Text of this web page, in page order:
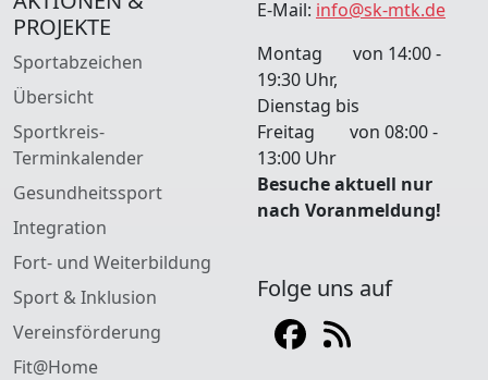
PROJEKTE
Sportabzeichen
Übersicht
Sportkreis-
Terminkalender
Gesundheitssport
Integration
Fort- und Weiterbildung
Sport & Inklusion
Vereinsförderung
Fit@Home
E-Mail: info@sk-mtk.de
Montag von 14:00 -
19:30 Uhr,
Dienstag bis
Freitag von 08:00 -
13:00 Uhr
Besuche aktuell nur
nach Voranmeldung!
Folge uns auf